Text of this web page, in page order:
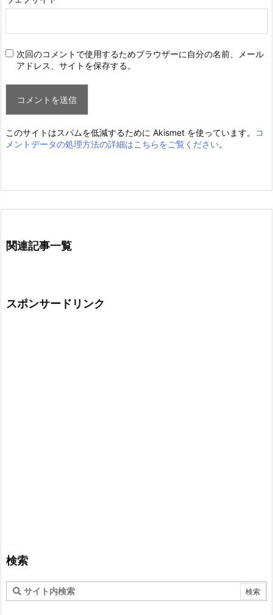
次回のコメントで使用するためブラウザーに自分の名前、メール
アドレス、サイトを保存する。
このサイトはスパムを低減するために Akismet を使っています。
コ
メントデータの処理方法の詳細はこちらをご覧ください。
関連記事一覧
スポンサードリンク
検索